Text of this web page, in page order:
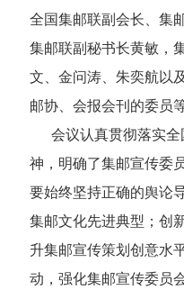
全国集邮联副会长、集
集邮联副秘书长黄敏，
文、金问涛、朱奕航以
邮协、会报会刊的委员
会议认真贯彻落实全
神，明确了集邮宣传委
要始终坚持正确的舆论
集邮文化先进典型；创
升集邮宣传策划创意水
动，强化集邮宣传委员